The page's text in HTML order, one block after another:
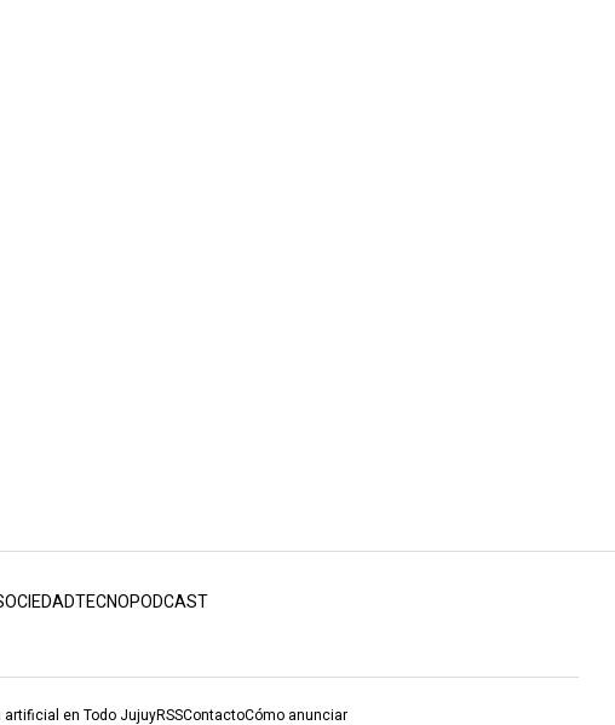
TECNOPODCAST
en Todo JujuyRSSContactoCómo anunciar